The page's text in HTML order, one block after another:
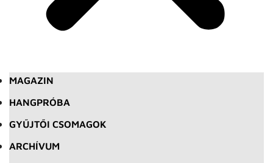
MAGAZIN
HANGPRÓBA
GYŰJTŐI CSOMAGOK
ARCHÍVUM